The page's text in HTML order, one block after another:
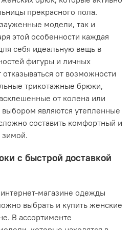
прекрасного пола.
модели, так и
этой особенности каждая
себя идеальную вещь в
фигуры и личных
от возможности
трикотажные брюки,
от колена или
являются утепленные
составить комфортный и
с быстрой доставкой
магазине одежды
выбрать и купить женские
В ассортименте